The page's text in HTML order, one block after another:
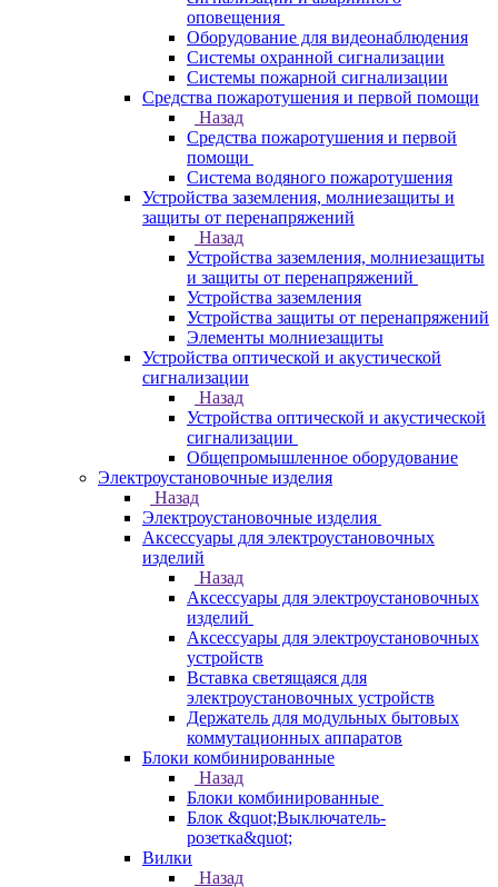
оповещения
Оборудование для видеонаблюдения
Системы охранной сигнализации
Системы пожарной сигнализации
Средства пожаротушения и первой помощи
Назад
Средства пожаротушения и первой
помощи
Система водяного пожаротушения
Устройства заземления, молниезащиты и
защиты от перенапряжений
Назад
Устройства заземления, молниезащиты
и защиты от перенапряжений
Устройства заземления
Устройства защиты от перенапряжений
Элементы молниезащиты
Устройства оптической и акустической
сигнализации
Назад
Устройства оптической и акустической
сигнализации
Общепромышленное оборудование
Электроустановочные изделия
Назад
Электроустановочные изделия
Аксессуары для электроустановочных
изделий
Назад
Аксессуары для электроустановочных
изделий
Аксессуары для электроустановочных
устройств
Вставка светящаяся для
электроустановочных устройств
Держатель для модульных бытовых
коммутационных аппаратов
Блоки комбинированные
Назад
Блоки комбинированные
Блок &quot;Выключатель-
розетка&quot;
Вилки
Назад